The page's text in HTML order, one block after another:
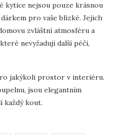
kytice nejsou pouze krásnou
pro vaše blízké. Jejich
zvláštní atmosféru a
nevyžadují další péči,
jakýkoli prostor v interiéru.
jsou elegantním
každý kout.